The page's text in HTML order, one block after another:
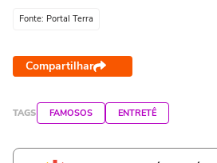
Fonte: Portal Terra
Compartilhar
TAGS FAMOSOS ENTRETÊ